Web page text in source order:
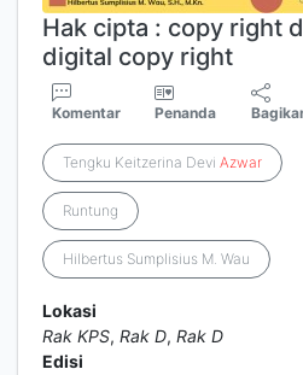
Hak cipta : copy right
digital copy right
Komentar Penanda
Tengku Keitzerina Devi Azwar
Runtung
Hilbertus Sumplisius M. Wau
Lokasi
Rak KPS, Rak D, Rak D
Edisi